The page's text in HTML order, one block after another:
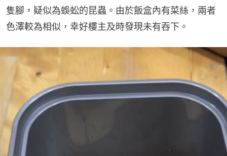
隻腳，疑似為蜈蚣的昆蟲。由於飯盒內有菜絲，兩者
色澤較為相似，幸好樓主及時發現未有吞下。